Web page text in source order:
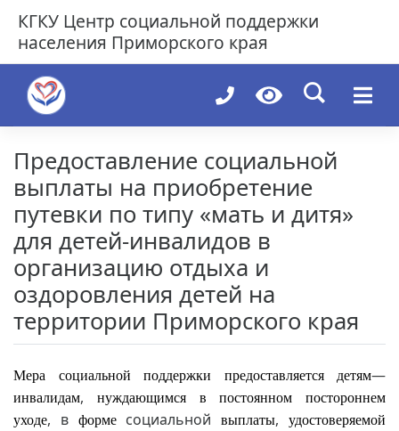
content
КГКУ Центр социальной поддержки
населения Приморского края
Предоставление социальной
выплаты на приобретение
путевки по типу «мать и дитя»
для детей-инвалидов в
организацию отдыха и
оздоровления детей на
территории Приморского края
Мера социальной поддержки предоставляется детям—
инвалидам,
нуждающимся в постоянном постороннем
уходе, в формесоциальнойвыплаты,удостоверяемой